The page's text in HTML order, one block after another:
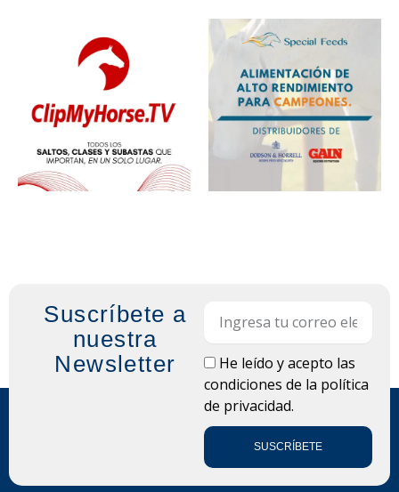
Suscríbete a
nuestra
Newsletter
LOPDHe leído y acepto las
condiciones de la política
de privacidad.
SUSCRÍBETE